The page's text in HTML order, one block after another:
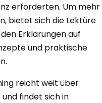
erforderten. Um mehr
bietet sich die Lektüre
Erklärungen auf
und praktische
reicht weit über
findet sich in